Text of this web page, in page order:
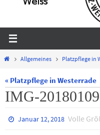
HomeAllgemeines Platzpflege in
« Platzpflege in Westerrade
IMG-
Januar 12, 2018 Volle